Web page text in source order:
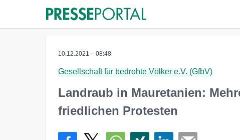
10.12.2021 – 08:48
Gesellschaft für bedrohte Völker e.V. (GfbV)
Landraub in Mauretanien:
friedlichen Protesten